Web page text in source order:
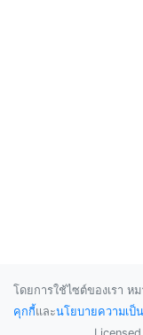
โดยการใช้ไซต์ของเรา ห
คุกกี้และนโยบายความเป็